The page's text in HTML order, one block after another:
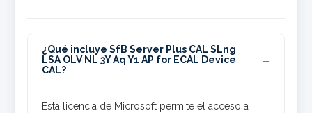
¿Qué incluye SfB Server Plus CAL SLng
LSA OLV NL 3Y Aq Y1 AP for ECAL Device
CAL?
Esta licencia de Microsoft permite el acceso a